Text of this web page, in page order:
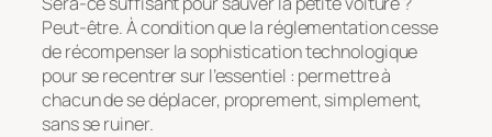
Peut-être. À condition que la réglementation cesse
de récompenser la sophistication technologique
pour se recentrer sur l’essentiel : permettre à
chacun de se déplacer, proprement, simplement,
sans se ruiner.